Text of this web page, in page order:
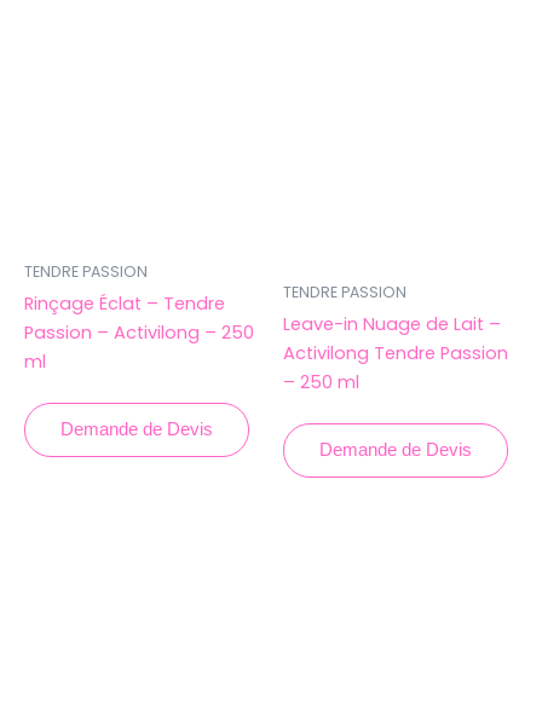
TENDRE PASSION
Rinçage Éclat – Tendre
Passion – Activilong – 250
ml
Demande de Devis
TENDRE PASSION
Leave-in Nuage de Lait –
Activilong Tendre Passion
– 250 ml
Demande de Devis